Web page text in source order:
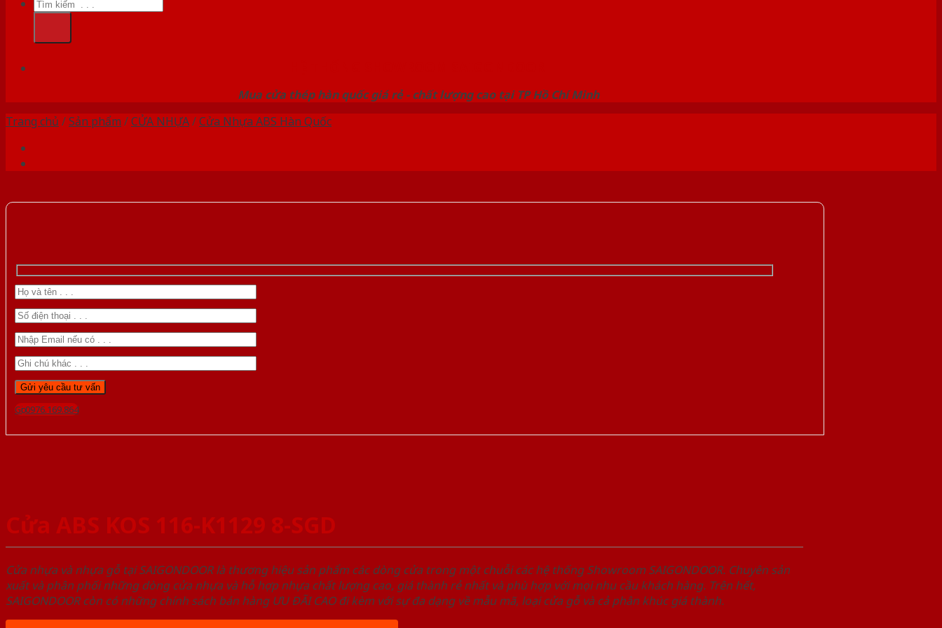
kiếm:
Mua cửa thép hàn quốc giá rẻ - chất lượng cao tại TP Hồ Chí Minh
Trang chủ /Sản phẩm /CỬA NHỰA/Cửa Nhựa ABS Hàn Quốc
Gọi 0976.169.864
Cửa ABS KOS 116-K1129 8-SGD
Cửa nhựa và nhựa gỗ tại SAIGONDOOR là thương hiệu sản phẩm các dòng cửa trong một chuỗi các hệ thống Showroom SAIGONDOOR. Chuyên sản
xuất và phân phối những dòng cửa nhựa và hỗ hợp nhựa chất lượng cao, giá thành rẻ nhất và phù hợp với mọi nhu cầu khách hàng. Trên hết,
SAIGONDOOR còn có những chính sách bán hàng ƯU ĐÃI CAO đi kèm với sự đa dạng về mẫu mã, loại cửa gỗ và cả phân khúc giá thành.